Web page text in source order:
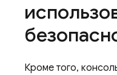
Кроме того,